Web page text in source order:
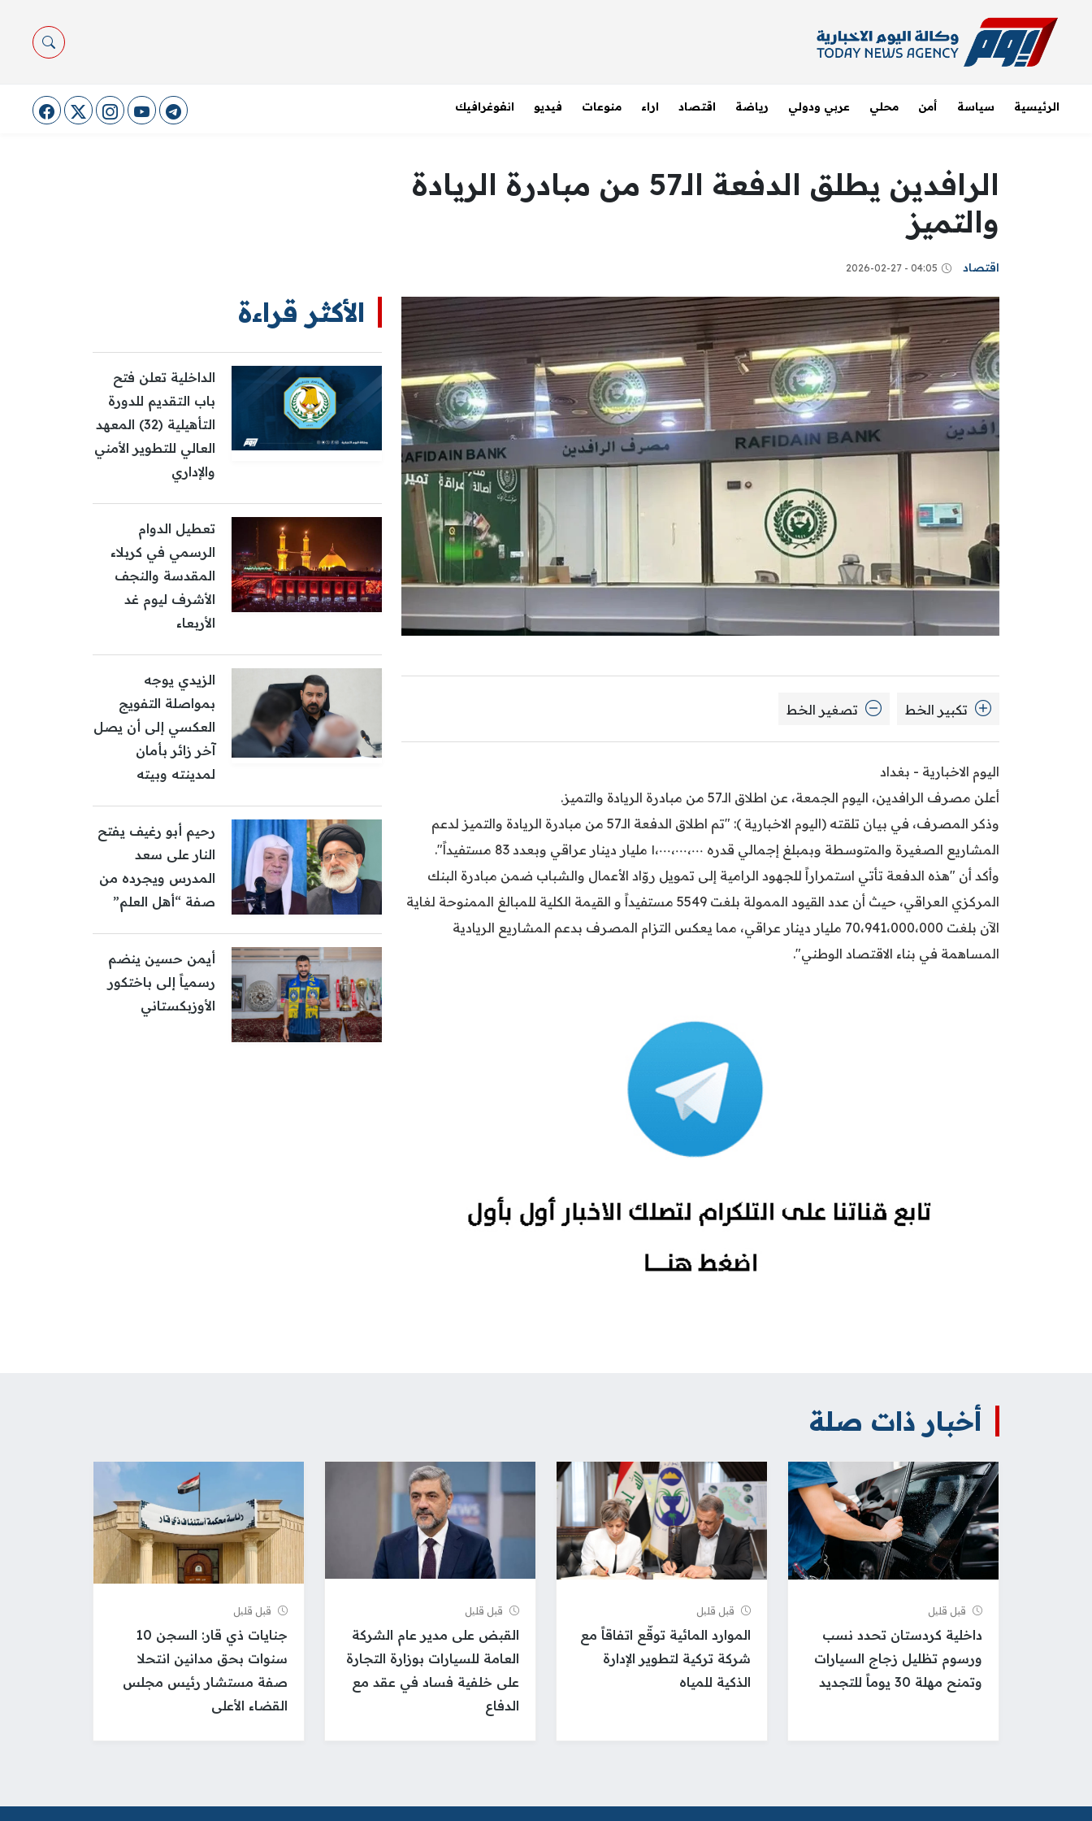
الرئيسية سياسة أمن محلي عربي ودولي رياضة اقتصاد اراء منوعات فيديو انفوغرافيك
الرافدين يطلق الدفعة الـ57 من مبادرة الريادة
والتميز
اقتصاد 04:05 - 2026-02-27
تكبير الخط تصغير الخط
اليوم الاخبارية - بغداد
أعلن مصرف الرافدين، اليوم الجمعة، عن اطلاق الـ57 من مبادرة الريادة والتميز.
وذكر المصرف، في بيان تلقته (اليوم الاخبارية ): "تم اطلاق الدفعة الـ57 من مبادرة الريادة والتميز لدعم
المشاريع الصغيرة والمتوسطة وبمبلغ إجمالي قدره ١،٠٠٠،٠٠٠،٠٠٠ مليار دينار عراقي وبعدد 83 مستفيداً".
وأكد أن "هذه الدفعة تأتي استمراراً للجهود الرامية إلى تمويل روّاد الأعمال والشباب ضمن مبادرة البنك
المركزي العراقي، حيث أن عدد القيود الممولة بلغت 5549 مستفيداً و القيمة الكلية للمبالغ الممنوحة لغاية
الآن بلغت 70،941،000،000 مليار دينار عراقي، مما يعكس التزام المصرف بدعم المشاريع الريادية
المساهمة في بناء الاقتصاد الوطني".
الأكثر قراءة
الداخلية تعلن فتح
باب التقديم للدورة
التأهيلية (32) المعهد
العالي للتطوير الأمني
والإداري
تعطيل الدوام
الرسمي في كربلاء
المقدسة والنجف
الأشرف ليوم غد
الأربعاء
الزيدي يوجه
بمواصلة التفويج
العكسي إلى أن يصل
آخر زائر بأمان
لمدينته وبيته
رحيم أبو رغيف يفتح
النار على سعد
المدرس ويجرده من
صفة “أهل العلم”
أيمن حسين ينضم
رسمياً إلى باختكور
الأوزبكستاني
أخبار ذات صلة
قبل قلیل
داخلية كردستان تحدد نسب
ورسوم تظليل زجاج السيارات
وتمنح مهلة 30 يوماً للتجديد
قبل قلیل
الموارد المائية توقّع اتفاقاً مع
شركة تركية لتطوير الإدارة
الذكية للمياه
قبل قلیل
القبض على مدير عام الشركة
العامة للسيارات بوزارة التجارة
على خلفية فساد في عقد مع
الدفاع
قبل قلیل
جنايات ذي قار: السجن 10
سنوات بحق مدانين انتحلا
صفة مستشار رئيس مجلس
القضاء الأعلى